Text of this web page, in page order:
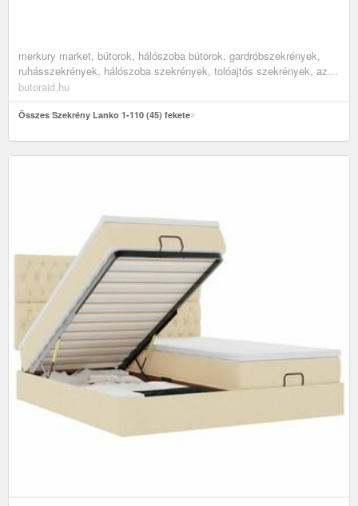
merkury market, bútorok, hálószoba bútorok, gardróbszekrények,
ruhásszekrények, hálószoba szekrények, tolóajtós szekrények, az
összes termék, szekrények
butoraid.hu
Összes Szekrény Lanko 1-110 (45) fekete